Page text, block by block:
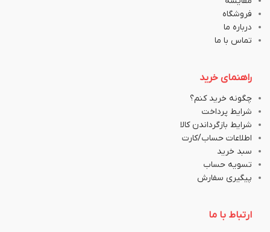
فروشگاه
درباره ما
تماس با ما
راهنمای خرید
چگونه خرید کنم؟
شرایط پرداخت
شرایط بازگرداندن کالا
اطلاعات حساب/کارت
سبد خرید
تسویه حساب
پیگیری سفارش
ارتباط با ما